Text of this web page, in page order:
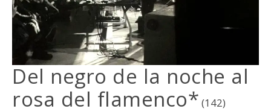
Del negro de la noche al
rosa del flamenco* (142)